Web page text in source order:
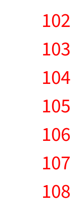
102
103
104
105
106
107
108